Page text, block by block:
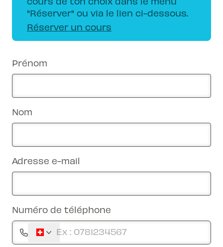
"Réserver" ou via le lien ci-dessous.
Réserver un cours
Prénom
Nom
Adresse e-mail
Numéro de téléphone